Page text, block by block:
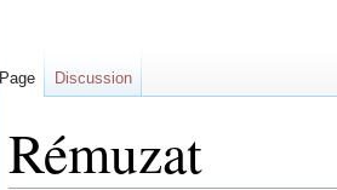
Rémuzat
Page Discussion